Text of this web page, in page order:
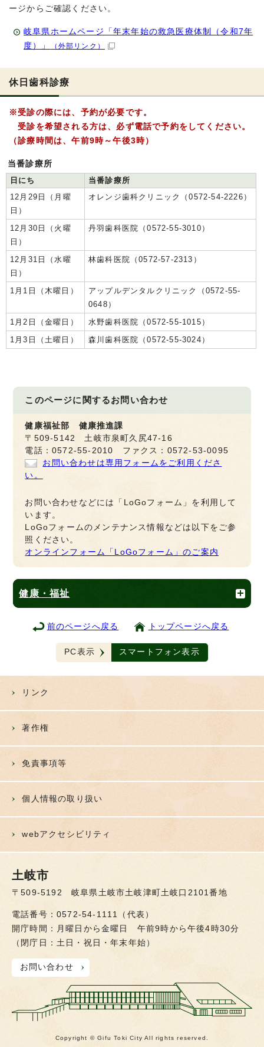
ージからご確認ください。
岐阜県ホームページ「年末年始の救急医療体制（令和7年
度）」
（外部リンク）
休日歯科診療
※受診の際には、予約が必要です。
受診を希望される方は、必ず電話で予約をしてください。
（診療時間は、午前9時～午後3時）
当番診療所
日にち
当番診療所
12月29日（月曜
日）
オレンジ歯科クリニック（0572-54-2226）
12月30日（火曜
日）
丹羽歯科医院（0572-55-3010）
12月31日（水曜
日）
林歯科医院（0572-57-2313）
1月1日（木曜日）
アップルデンタルクリニック（0572-55-
0648）
1月2日（金曜日）
水野歯科医院（0572-55-1015）
1月3日（土曜日）
森川歯科医院（0572-55-3024）
このページに関するお問い合わせ
健康福祉部 健康推進課
〒509-5142 土岐市泉町久尻47-16
電話：0572-55-2010 ファクス：0572-53-0095
お問い合わせは専用フォームをご利用くださ
い。
お問い合わせなどには「LoGoフォーム」を利用して
います。
LoGoフォームのメンテナンス情報などは以下をご参
照ください。
オンラインフォーム「LoGoフォーム」のご案内
健康・福祉
前のページへ戻る トップページへ戻る
PC表示 スマートフォン表示
リンク
著作権
免責事項等
個人情報の取り扱い
webアクセシビリティ
土岐市
〒509-5192 岐阜県土岐市土岐津町土岐口2101番地
電話番号：0572-54-1111（代表）
開庁時間：月曜日から金曜日 午前9時から午後4時30分
（閉庁日：土日・祝日・年末年始）
お問い合わせ
Copyright © Gifu Toki City All rights reserved.